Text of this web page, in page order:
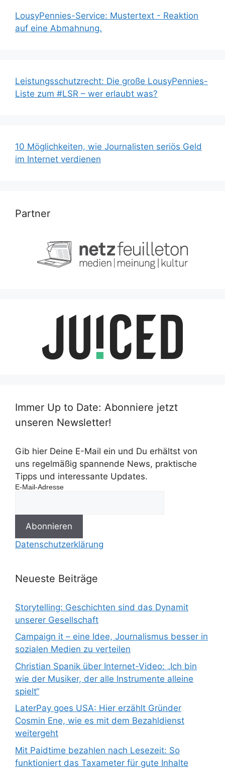
LousyPennies-Service: Mustertext - Reaktion
auf eine Abmahnung.
Leistungsschutzrecht: Die große LousyPennies-
Liste zum #LSR – wer erlaubt was?
10 Möglichkeiten, wie Journalisten seriös Geld
im Internet verdienen
Partner
Immer Up to Date: Abonniere jetzt
unseren Newsletter!
Gib hier Deine E-Mail ein und Du erhältst von
uns regelmäßig spannende News, praktische
Tipps und interessante Updates.
E-Mail-Adresse
Datenschutzerklärung
Neueste Beiträge
Storytelling: Geschichten sind das Dynamit
unserer Gesellschaft
Campaign it – eine Idee, Journalismus besser in
sozialen Medien zu verteilen
Christian Spanik über Internet-Video: „Ich bin
wie der Musiker, der alle Instrumente alleine
spielt“
LaterPay goes USA: Hier erzählt Gründer
Cosmin Ene, wie es mit dem Bezahldienst
weitergeht
Mit Paidtime bezahlen nach Lesezeit: So
funktioniert das Taxameter für gute Inhalte